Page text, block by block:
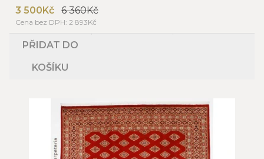
3 500Kč
6 360Kč
Cena bez DPH: 2 893Kč
PŘIDAT DO
KOŠÍKU